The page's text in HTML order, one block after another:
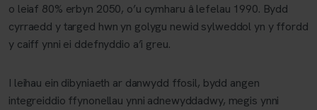
o leiaf 80% erbyn 2050, o’u cymharu â lefelau 1990. Bydd
cyrraedd y targed hwn yn golygu newid sylweddol yn y ffordd
y caiff ynni ei ddefnyddio a’i greu.
I leihau ein dibyniaeth ar danwydd ffosil, bydd angen
integreiddio ffynonellau ynni adnewyddadwy, megis ynni